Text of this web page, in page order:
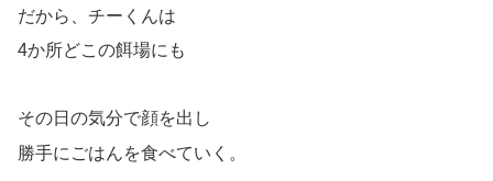
だから、チーくんは
4か所どこの餌場にも
その日の気分で顔を出し
勝手にごはんを食べていく。